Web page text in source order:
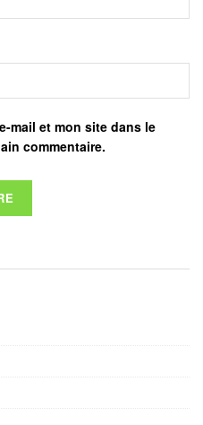
mail et mon site dans le
commentaire.